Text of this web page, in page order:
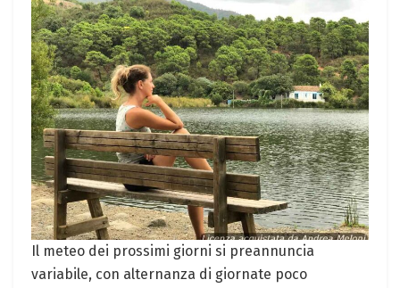
Il meteo dei prossimi giorni si preannuncia
variabile, con alternanza di giornate poco